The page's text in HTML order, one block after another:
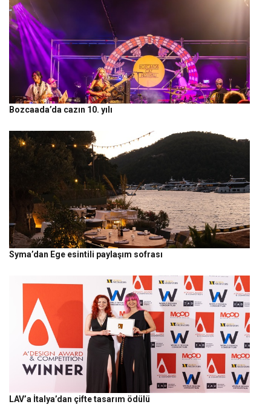
Bozcaada’da cazın 10. yılı
Syma’dan Ege esintili paylaşım sofrası
LAV’a İtalya’dan çifte tasarım ödülü